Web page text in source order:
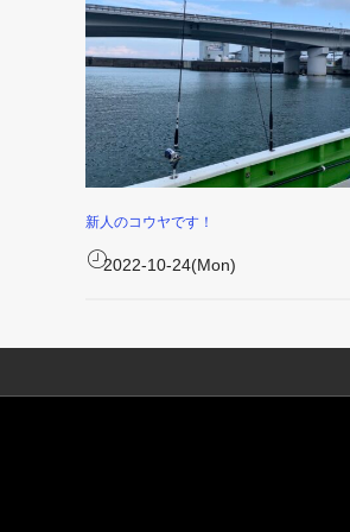
新人のコウヤです！
2022-10-24(Mon)